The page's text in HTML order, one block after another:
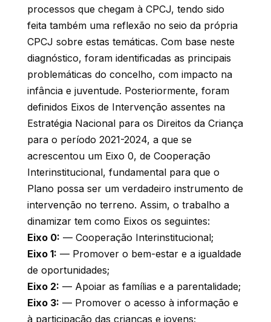
processos que chegam à CPCJ, tendo sido
feita também uma reflexão no seio da própria
CPCJ sobre estas temáticas. Com base neste
diagnóstico, foram identificadas as principais
problemáticas do concelho, com impacto na
infância e juventude. Posteriormente, foram
definidos Eixos de Intervenção assentes na
Estratégia Nacional para os Direitos da Criança
para o período 2021-2024, a que se
acrescentou um Eixo 0, de Cooperação
Interinstitucional, fundamental para que o
Plano possa ser um verdadeiro instrumento de
intervenção no terreno. Assim, o trabalho a
dinamizar tem como Eixos os seguintes:
Eixo 0: — Cooperação Interinstitucional;
Eixo 1: — Promover o bem-estar e a igualdade
de oportunidades;
Eixo 2: — Apoiar as famílias e a parentalidade;
Eixo 3: — Promover o acesso à informação e
à participação das crianças e jovens;